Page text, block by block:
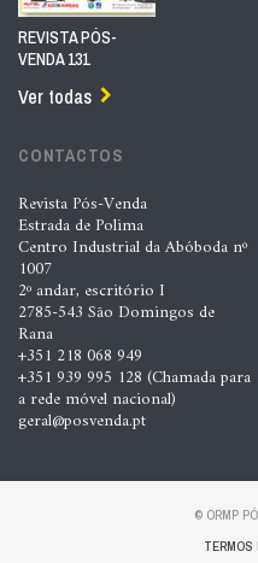
REVISTA PÓS-
VENDA 131
Ver todas
CONTACTOS
Revista Pós-Venda
Estrada de Polima
Centro Industrial da Abóboda nº
1007
2º andar, escritório I
2785-543 São Domingos de
Rana
+351 218 068 949
+351 939 995 128 (Chamada para
a rede móvel nacional)
geral@posvenda.pt
© ORMP
TERMOS